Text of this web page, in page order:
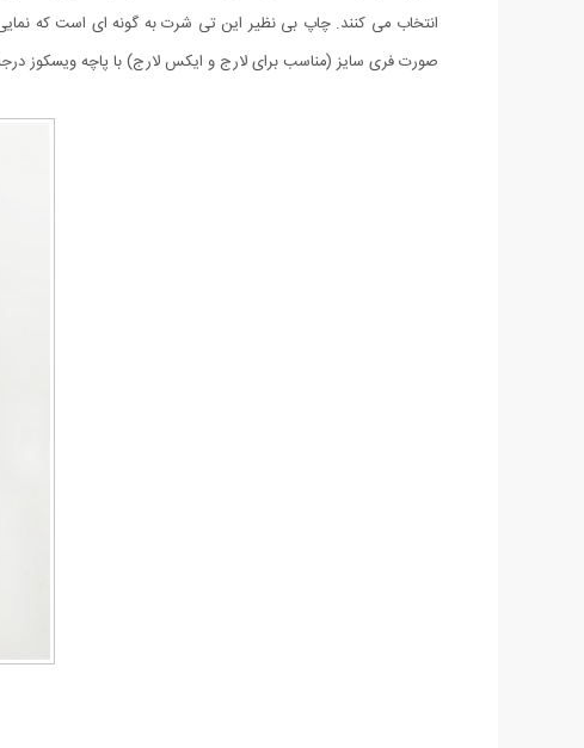
انتخاب می کنند. چاپ بی نظیر این تی شرت به گونه ای است که
صورت فری سایز (مناسب برای لارج و ایکس لارج) با پاچه ویسکوز درجه 1 عرضه شده